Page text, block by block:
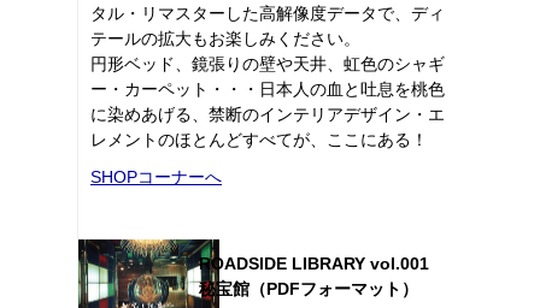
タル・リマスターした高解像度データで、ディ
テールの拡大もお楽しみください。
円形ベッド、鏡張りの壁や天井、虹色のシャギ
ー・カーペット・・・日本人の血と吐息を桃色
に染めあげる、禁断のインテリアデザイン・エ
レメントのほとんどすべてが、ここにある！
SHOPコーナーへ
ROADSIDE LIBRARY vol.001
秘宝館（PDFフォーマット）